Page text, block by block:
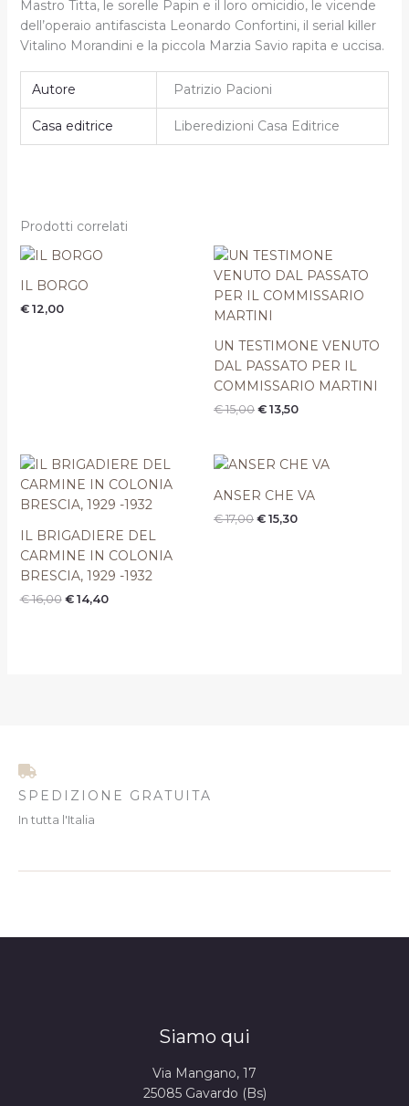
Mastro Titta, le sorelle Papin e il loro omicidio, le vicende
dell’operaio antifascista Leonardo Confortini, il serial killer
Vitalino Morandini e la piccola Marzia Savio rapita e uccisa.
Autore Patrizio Pacioni
Casa editrice Liberedizioni Casa Editrice
Prodotti correlati
IL BORGO
€12,00
UN TESTIMONE VENUTO
DAL PASSATO PER IL
COMMISSARIO MARTINI
€15,00
Il
originale
era:
€ 15,00.
€ 13,50
Il
attuale
è:
IL BRIGADIERE DEL
CARMINE IN COLONIA
BRESCIA, 1929 -1932
€16,00
Il
originale
era:
€14,40
Il
attuale
è:
ANSER CHE VA
€17,00
Il
originale
era:
€ 17,00.
€ 15,30
Il
attuale
è:
€ 15,30.
SPEDIZIONE GRATUITA
In tutta l'Italia
Siamo qui
Via Mangano, 17
25085 Gavardo (Bs)